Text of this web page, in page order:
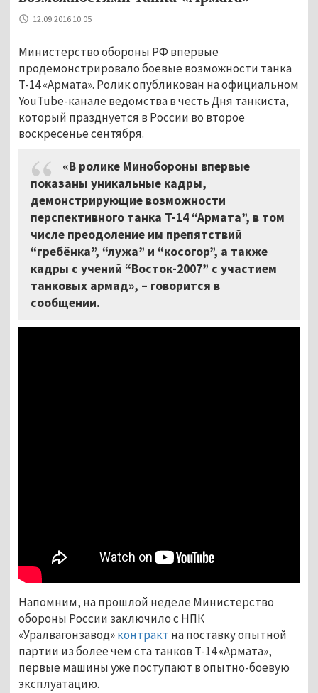
12.09.2016 10:05
Министерство обороны РФ впервые
продемонстрировало боевые возможности танка
Т-14 «Армата». Ролик опубликован на официальном
YouTube-канале ведомства в честь Дня танкиста,
который празднуется в России во второе
воскресенье сентября.
«В ролике Минобороны впервые
показаны уникальные кадры,
демонстрирующие возможности
перспективного танка Т-14 “Армата”, в том
числе преодоление им препятствий
“гребёнка”, “лужа” и “косогор”, а также
кадры с учений “Восток-2007” с участием
танковых армад», – говорится в
сообщении.
Напомним, на прошлой неделе Министерство
обороны России заключило с НПК
«Уралвагонзавод»контракт на поставку опытной
партии из более чем ста танков Т-14 «Армата»,
первые машины уже поступают в опытно-боевую
эксплуатацию.